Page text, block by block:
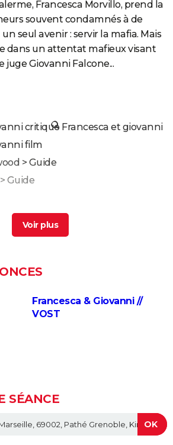
Francesca Morvillo, prend la
souvent condamnés à de
seul avenir : servir la mafia. Mais
dans un attentat mafieux visant
juge Giovanni Falcone...
critique Francesca et giovanni
film
> Guide
> Guide
d'oeuvre épique", "expérience
sont unanimes
plus fou de l'année" selon les
10 : séances, bande-annonce,
Les infos
ce vraiment la dernière apparition
: le film est-il la renaissance
: intrigue, streaming,
Francesca & Giovanni //
VOST
SÉANCE